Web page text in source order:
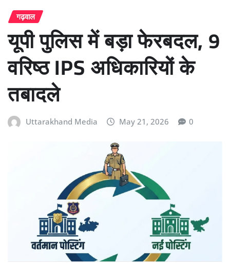
गढ़वाल
यूपी पुलिस में बड़ा फेरबदल, 9
वरिष्ठ IPS अधिकारियों के
तबादले
Uttarakhand Media May 21, 2026 0